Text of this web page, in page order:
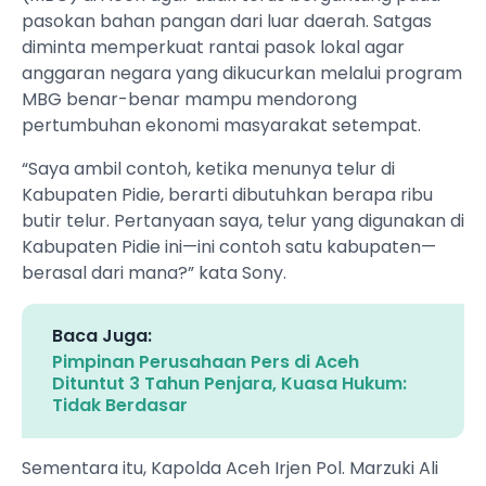
pasokan bahan pangan dari luar daerah. Satgas
diminta memperkuat rantai pasok lokal agar
anggaran negara yang dikucurkan melalui program
MBG benar-benar mampu mendorong
pertumbuhan ekonomi masyarakat setempat.
“Saya ambil contoh, ketika menunya telur di
Kabupaten Pidie, berarti dibutuhkan berapa ribu
butir telur. Pertanyaan saya, telur yang digunakan di
Kabupaten Pidie ini—ini contoh satu kabupaten—
berasal dari mana?” kata Sony.
Baca Juga:
Pimpinan Perusahaan Pers di Aceh
Dituntut 3 Tahun Penjara, Kuasa Hukum:
Tidak Berdasar
Sementara itu, Kapolda Aceh Irjen Pol. Marzuki Ali